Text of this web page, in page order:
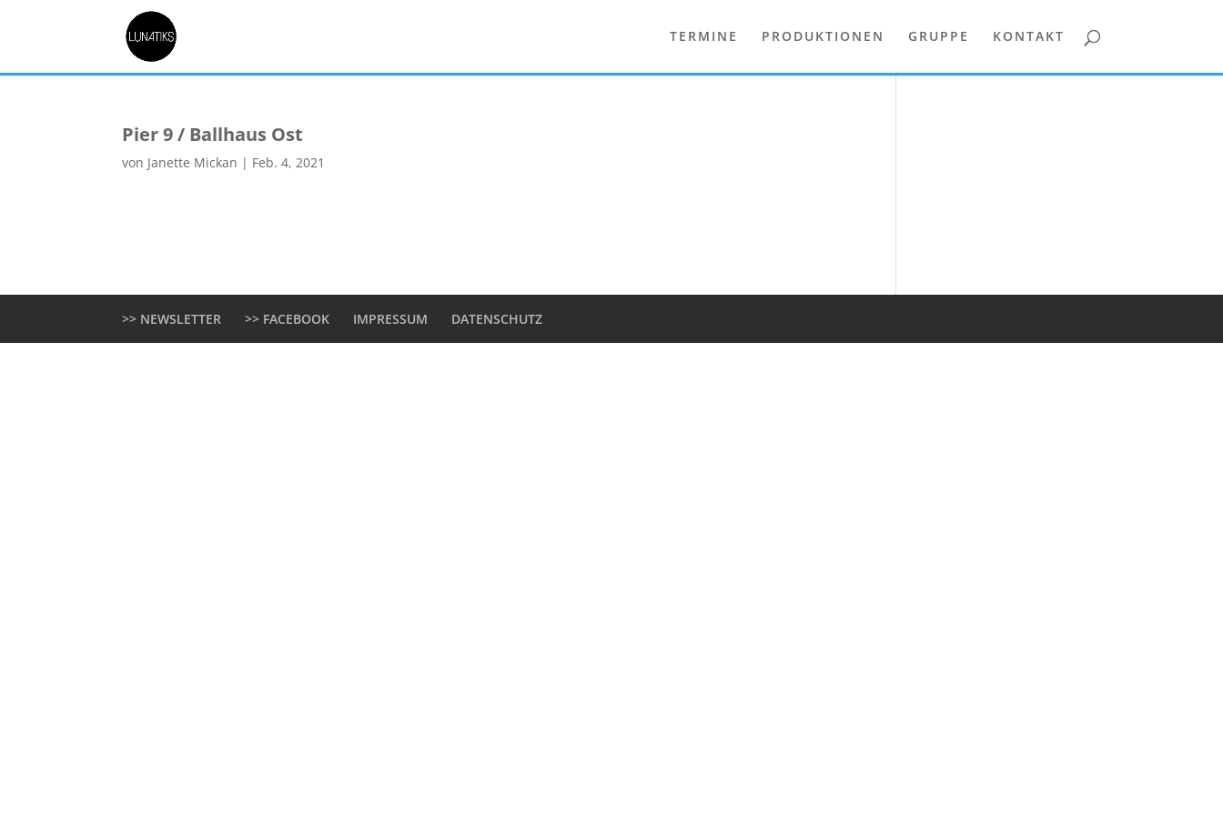
TERMINE PRODUKTIONEN GRUPPE KONTAKT
Pier 9 / Ballhaus Ost
von Janette Mickan | Feb. 4, 2021
>> NEWSLETTER >> FACEBOOK IMPRESSUM DATENSCHUTZ